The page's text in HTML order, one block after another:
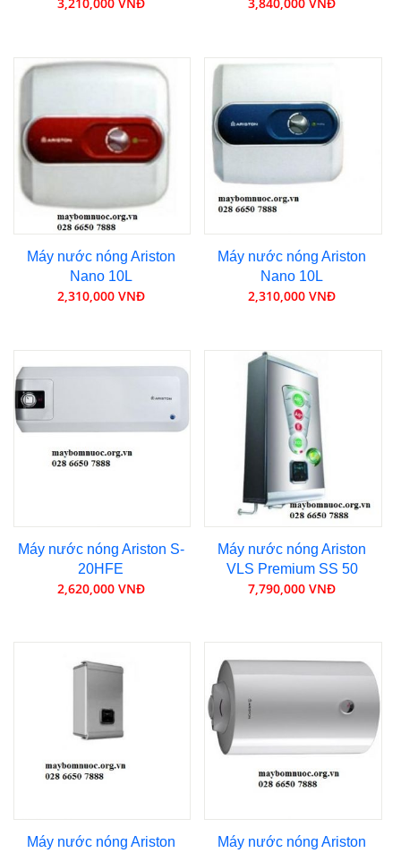
Máy nước nóng Ariston
Nano 10L
2,310,000 VNĐ
Máy nước nóng Ariston
Nano 10L
2,310,000 VNĐ
Máy nước nóng Ariston S-
20HFE
2,620,000 VNĐ
Máy nước nóng Ariston
VLS Premium SS 50
7,790,000 VNĐ
Máy nước nóng Ariston
Máy nước nóng Ariston